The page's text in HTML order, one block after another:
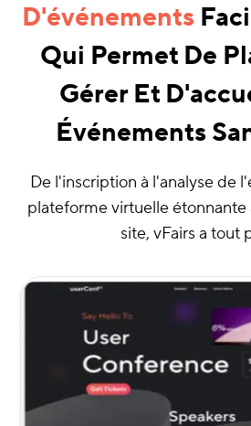
D'événements
Qui Permet De
Gérer Et
Événements
De l'inscription à l'analyse de
plateforme virtuelle étonnante
site, vFairs a tout